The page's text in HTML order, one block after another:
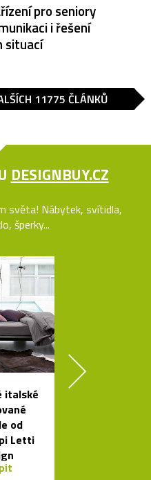
pro seniory
i řešení
situací
11775 ČLÁNKŮ
DESIGNBUY.CZ
světa! Nábytek, svítidla,
šperky...
italské
od
Letti